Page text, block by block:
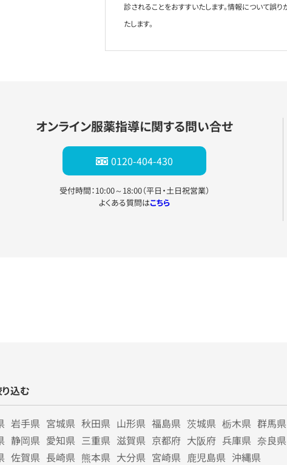
診されることをおすすいたします。情報について誤
たします。
オンライン服薬指導に関する問い合せ
0120-404-430
受付時間：10:00～18:00（平日・土日祝営業）
よくある質問はこちら
込む
岩手県 宮城県 秋田県 山形県 福島県 茨城県 栃木県 群馬県
静岡県 愛知県 三重県 滋賀県 京都府 大阪府 兵庫県 奈良県
佐賀県 長崎県 熊本県 大分県 宮崎県 鹿児島県 沖縄県